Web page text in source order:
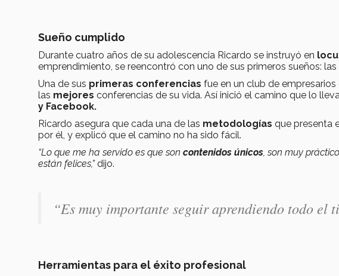
Sueño cumplido
Durante cuatro años de su adolescencia Ricardo se instruyó en
emprendimiento, se reencontró con uno de sus primeros sueños: las
Una de sus primeras conferencias fue en un club de
las mejores conferencias de su vida. Así inició el camino que lo
y Facebook.
Ricardo asegura que cada una de las metodologías que presenta
por él, y explicó que el camino no ha sido fácil.
“Lo que me ha servido es que son contenidos únicos , son muy
están felices,”dijo.
“Es muy importante seguir aprendiendo todo el
Herramientas para el éxito profesional